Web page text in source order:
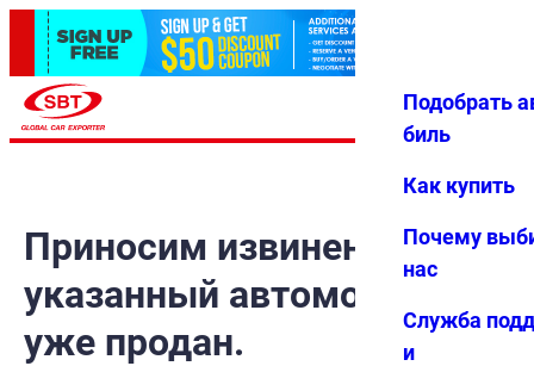
Избранн
Меню
Подобрать
биль
Как купить
Почему
нас
Служба
и
Приносим извинения, но
указанный автомобиль
уже продан.